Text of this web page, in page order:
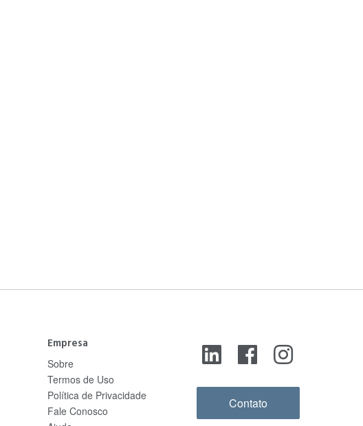
Empresa
Sobre
Termos de Uso
Política de Privacidade
Fale Conosco
Contato